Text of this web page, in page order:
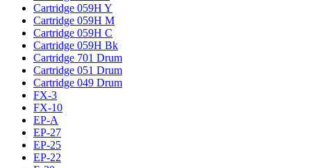
Cartridge 059H Y
Cartridge 059H M
Cartridge 059H C
Cartridge 059H Bk
Cartridge 701 Drum
Cartridge 051 Drum
Cartridge 049 Drum
FX-3
FX-10
EP-A
EP-27
EP-25
EP-22